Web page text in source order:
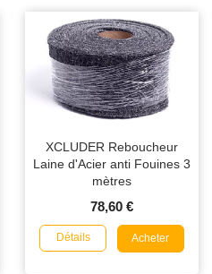
XCLUDER Reboucheur
Laine d'Acier anti Fouines 3
mètres
78,60 €
Détails Acheter